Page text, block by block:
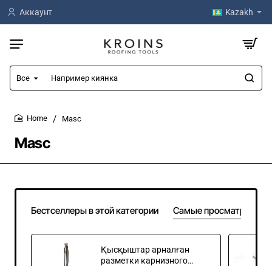
Аккаунт Kazakh
Все
Например
киянка
Masc
Masc
Бестселлеры в этой категории Самые
Қысқыштар арналған
разметки карнизного